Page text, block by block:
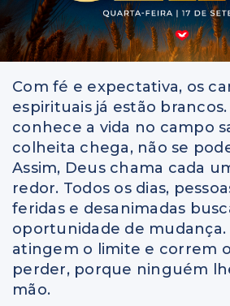
Com fé e expectativa, os
espirituais já estão
conhece a vida no campo
colheita chega, não se
Assim, Deus chama cada
redor. Todos os dias,
feridas e desanimadas
oportunidade de mudança.
atingem o limite e correm
perder, porque ninguém
mão.